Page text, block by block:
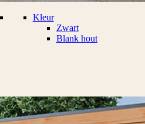
Kleur
Zwart
Blank hout